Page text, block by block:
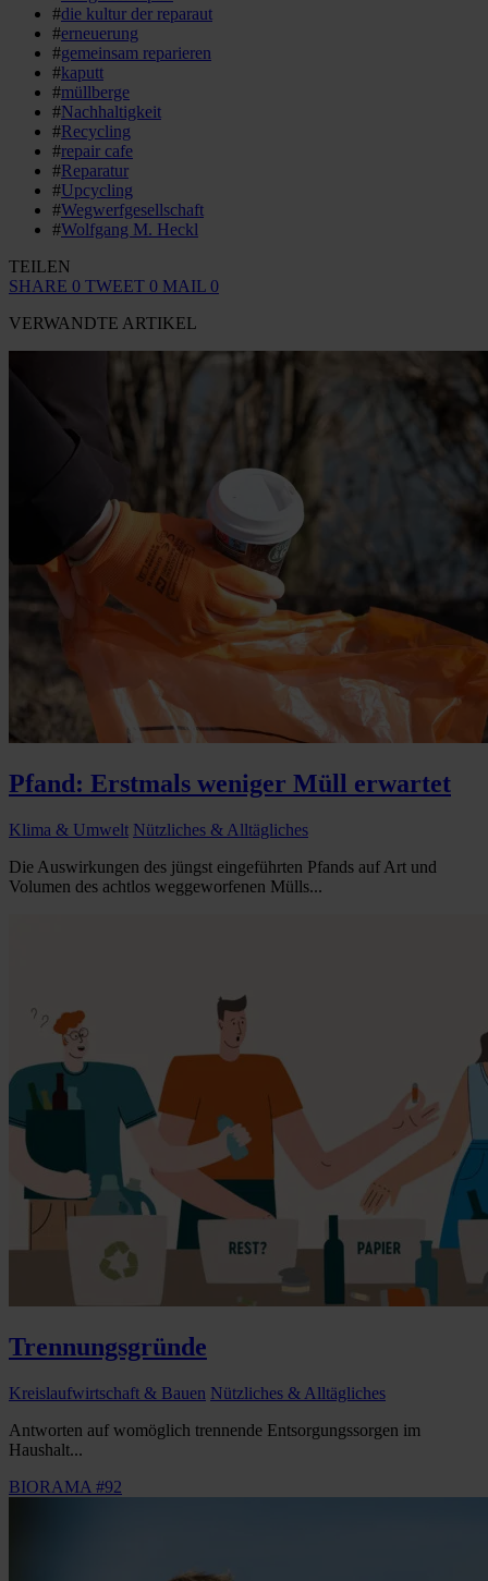
#die kultur der reparaut
#erneuerung
#gemeinsam reparieren
#kaputt
#müllberge
#Nachhaltigkeit
#Recycling
#repair cafe
#Reparatur
#Upcycling
#Wegwerfgesellschaft
#Wolfgang M. Heckl
TEILEN
SHARE 0 TWEET 0 MAIL 0
VERWANDTE ARTIKEL
Pfand: Erstmals weniger Müll erwartet
Klima & Umwelt Nützliches & Alltägliches
Die Auswirkungen des jüngst eingeführten Pfands auf Art und
Volumen des achtlos weggeworfenen Mülls...
Trennungsgründe
Kreislaufwirtschaft & Bauen Nützliches & Alltägliches
Antworten auf womöglich trennende Entsorgungssorgen im
Haushalt...
BIORAMA #92